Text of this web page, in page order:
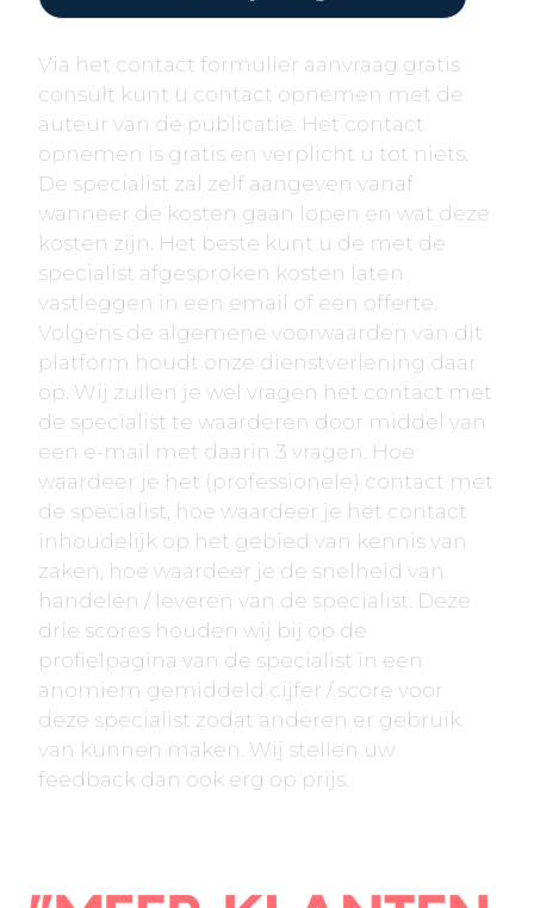
Via het contact formulier aanvraag gratis
consult kunt u contact opnemen met de
auteur van de publicatie. Het contact
opnemen is gratis en verplicht u tot niets.
De specialist zal zelf aangeven vanaf
wanneer de kosten gaan lopen en wat deze
kosten zijn. Het beste kunt u de met de
specialist afgesproken kosten laten
vastleggen in een email of een offerte.
Volgens de algemene voorwaarden van dit
platform houdt onze dienstverlening daar
op. Wij zullen je wel vragen het contact met
de specialist te waarderen door middel van
een e-mail met daarin 3 vragen. Hoe
waardeer je het (professionele) contact met
de specialist, hoe waardeer je het contact
inhoudelijk op het gebied van kennis van
zaken, hoe waardeer je de snelheid van
handelen / leveren van de specialist. Deze
drie scores houden wij bij op de
profielpagina van de specialist in een
anomiem gemiddeld cijfer / score voor
deze specialist zodat anderen er gebruik
van kunnen maken. Wij stellen uw
feedback dan ook erg op prijs.